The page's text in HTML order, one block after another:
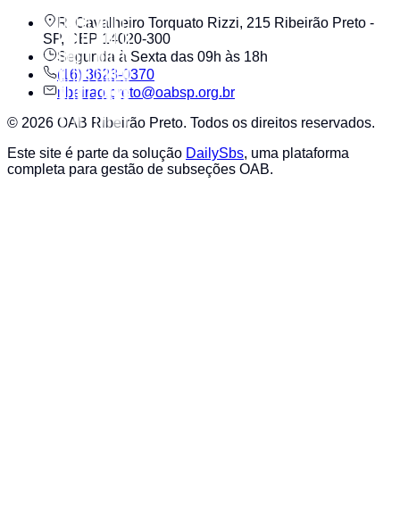
R. Cavalheiro Torquato Rizzi, 215 Ribeirão Preto -
SP, CEP 14020-300
Segunda à Sexta das 09h às 18h
(16) 3623-0370
ribeirao.preto@oabsp.org.br
© 2026 OAB Ribeirão Preto. Todos os direitos reservados.
Este site é parte da solução DailySbs, uma plataforma
completa para gestão de subseções OAB.